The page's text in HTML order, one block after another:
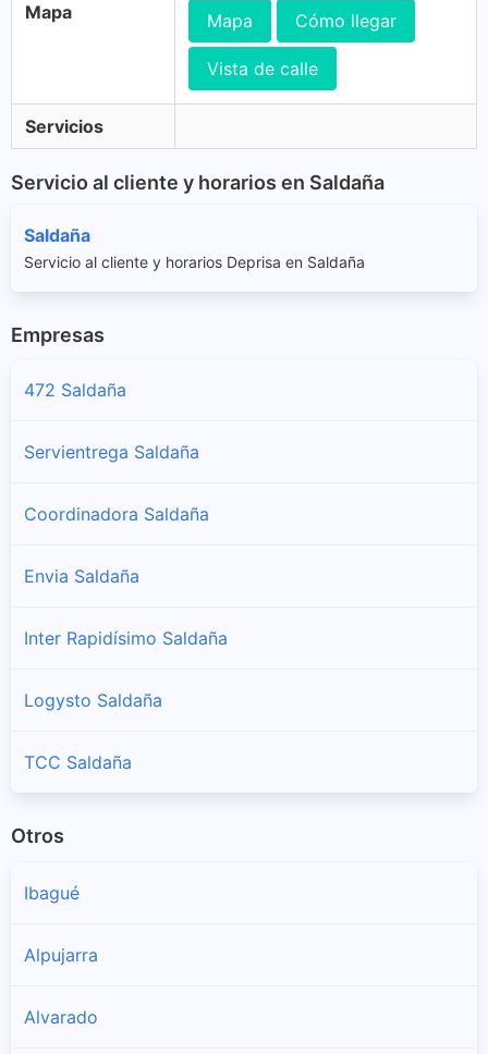
Mapa Mapa Cómo llegar
Vista de calle
Servicios
Servicio al cliente y horarios en Saldaña
Saldaña
Servicio al cliente y horarios Deprisa en Saldaña
Empresas
472 Saldaña
Servientrega Saldaña
Coordinadora Saldaña
Envia Saldaña
Inter Rapidísimo Saldaña
Logysto Saldaña
TCC Saldaña
Otros
Ibagué
Alpujarra
Alvarado